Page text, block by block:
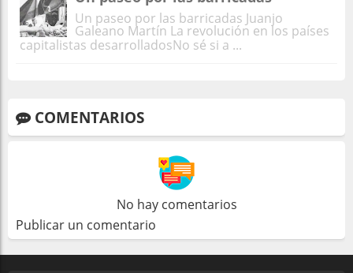
Un paseo por las barricadas Juanjo
Galeano Martín La revolución en los países
capitalistas desarrolladosNo sé si a ...
COMENTARIOS
No hay comentarios
Publicar un comentario